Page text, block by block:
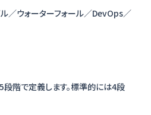
ル／ウォーターフォール／DevOps／
階で定義します。標準的には4段